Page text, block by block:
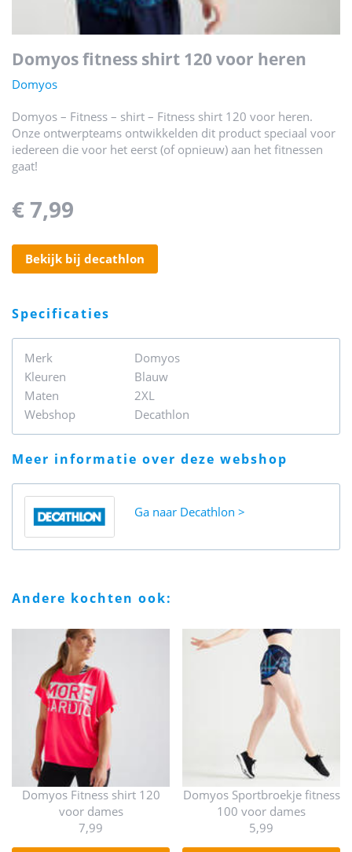
domyos fitness shirt 120 voor heren
Domyos
Domyos – Fitness – shirt – Fitness shirt 120 voor heren.
Onze ontwerpteams ontwikkelden dit product speciaal voor
iedereen die voor het eerst (of opnieuw) aan het fitnessen
gaat!
€ 7,99
bekijk bij decathlon
specificaties
Merk
Domyos
Kleuren
Blauw
Maten
2XL
Webshop
Decathlon
meer informatie over deze webshop
Ga naar Decathlon
andere kochten ook:
Domyos Fitness shirt 120
voor dames
7,99
Domyos Sportbroekje fitness
100 voor dames
5,99